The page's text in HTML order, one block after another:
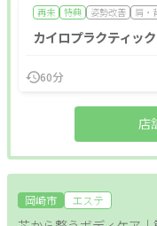
再来 特典 姿勢改善 肩・
カイロプラクティッ
60分
店
岡崎市 エステ